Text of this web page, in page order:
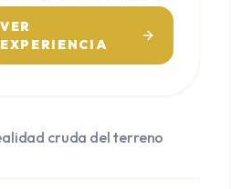
VER
EXPERIENCIA
cruda del terreno